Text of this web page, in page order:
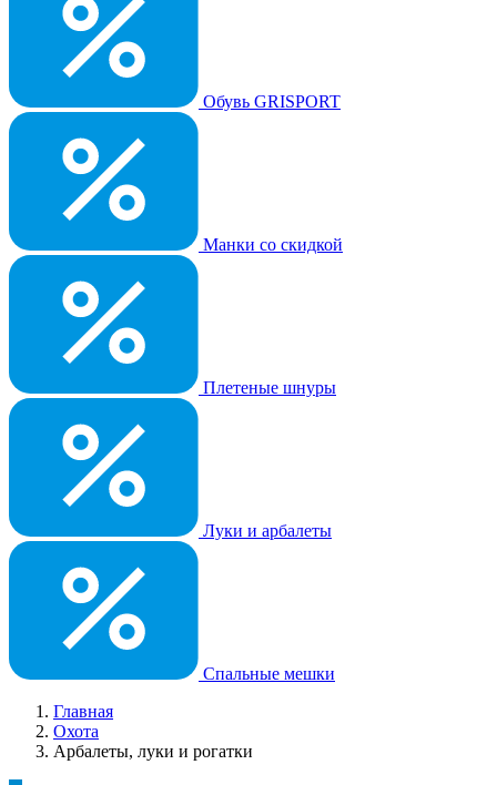
Обувь GRISPORT
Манки со скидкой
Плетеные шнуры
Луки и арбалеты
Спальные мешки
Главная
Охота
Арбалеты, луки и рогатки